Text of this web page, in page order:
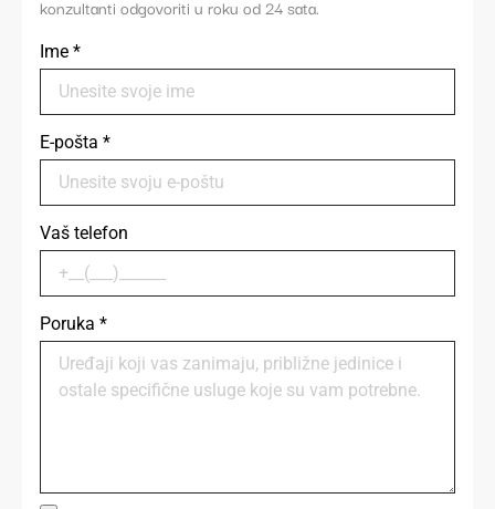
konzultanti odgovoriti u roku od 24 sata.
Ime *
E-pošta *
Vaš telefon
Poruka *